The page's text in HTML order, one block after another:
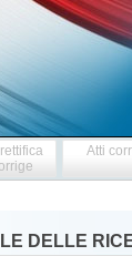
Atti
DELLE